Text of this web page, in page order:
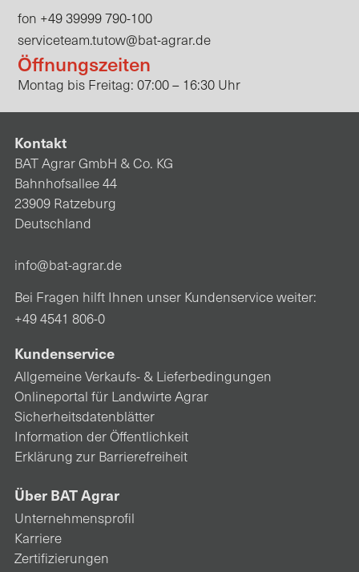
fon +49 39999 790-100
serviceteam.tutow@bat-agrar.de
Öffnungszeiten
Montag bis Freitag: 07:00 – 16:30 Uhr
Kontakt
BAT Agrar GmbH & Co. KG
Bahnhofsallee 44
23909 Ratzeburg
Deutschland
info@bat-agrar.de
Bei Fragen hilft Ihnen unser Kundenservice weiter:
+49 4541 806-0
Kundenservice
Allgemeine Verkaufs- & Lieferbedingungen
Onlineportal für Landwirte Agrar
Sicherheitsdatenblätter
Information der Öffentlichkeit
Erklärung zur Barrierefreiheit
Über BAT Agrar
Unternehmensprofil
Karriere
Zertifizierungen